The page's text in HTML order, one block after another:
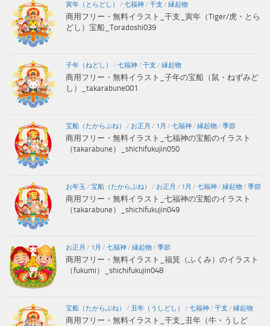
寅年（とらどし） / 七福神/ 干支 / 縁起物
商用フリー・無料イラスト_干支_寅年（Tiger/虎・とら
どし）宝船_Toradoshi039
子年（ねどし） / 七福神/ 干支 / 縁起物
商用フリー・無料イラスト_子年の宝船（鼠・ねずみど
し）_takarabune001
宝船（たからぶね） / お正月 / 1月 / 七福神/ 縁起物/ 季節
商用フリー・無料イラスト_七福神の宝船のイラスト
（takarabune）_shichifukujin050
お年玉 / 宝船（たからぶね） / お正月 / 1月 / 七福神/ 縁起物/ 季節
商用フリー・無料イラスト_七福神の宝船のイラスト
（takarabune）_shichifukujin049
お正月 / 1月 / 七福神/ 縁起物/ 季節
商用フリー・無料イラスト_福箕（ふくみ）のイラスト
（fukumi）_shichifukujin048
宝船（たからぶね） / 丑年（うしどし） / 七福神/ 干支 / 縁起物
商用フリー・無料イラスト_干支_丑年（牛・うしど